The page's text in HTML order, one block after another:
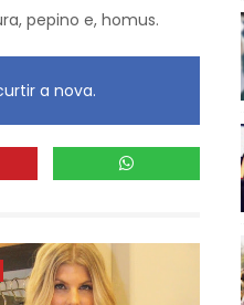
pepino e, homus.
a nova.